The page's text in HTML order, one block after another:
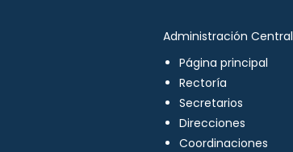
Administración Central
Página principal
Rectoría
Secretarios
Direcciones
Coordinaciones